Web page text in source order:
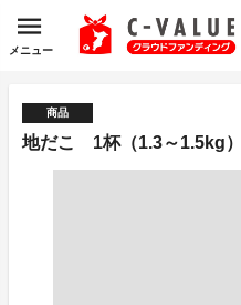
メニュー
商品
地だこ 1杯（1.3～1.5kg）